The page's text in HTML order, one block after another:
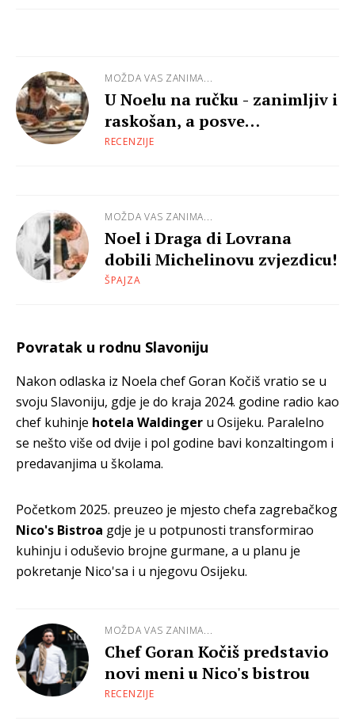
MOŽDA VAS ZANIMA...
U Noelu na ručku - zanimljiv i
raskošan, a posve
pristupačan
RECENZIJE
MOŽDA VAS ZANIMA...
Noel i Draga di Lovrana
dobili Michelinovu zvjezdicu!
ŠPAJZA
Povratak u rodnu Slavoniju
Nakon odlaska iz Noela chef Goran Kočiš vratio se u
svoju Slavoniju, gdje je do kraja 2024. godine radio kao
chef kuhinje hotela Waldinger u Osijeku. Paralelno
se nešto više od dvije i pol godine bavi konzaltingom i
predavanjima u školama.
Početkom 2025. preuzeo je mjesto chefa zagrebačkog
Nico's Bistroa gdje je u potpunosti transformirao
kuhinju i oduševio brojne gurmane, a u planu je
pokretanje Nico'sa i u njegovu Osijeku.
MOŽDA VAS ZANIMA...
Chef Goran Kočiš predstavio
novi meni u Nico's bistrou
RECENZIJE